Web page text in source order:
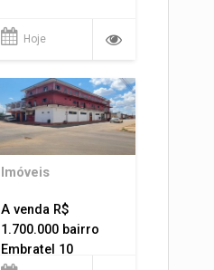
Hoje
Imóveis
A venda R$
1.700.000 bairro
Embratel 10